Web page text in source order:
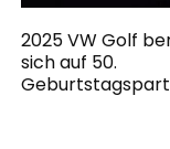
2025 VW Golf
sich auf 50.